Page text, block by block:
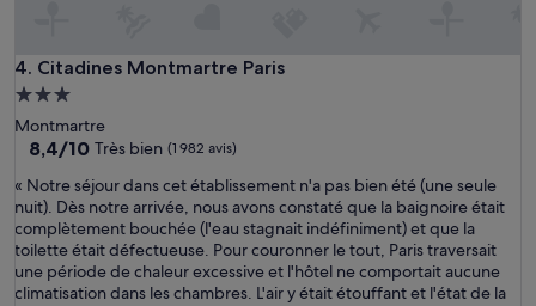
a
e
é
t
é
t
o
u
4. Citadines Montmartre Paris
Citadines Montmartre Paris
Hébergement
3.0 étoiles
Montmartre
8.4
10,
Très
bien,
(1 982 avis)
8,4/10 Très bien (1 982 avis)
«
N
o
t
r
e
« Notre séjour dans cet établissement n'a pas bien été (une seule
nuit). Dès notre arrivée, nous avons constaté que la baignoire était
complètement bouchée (l'eau stagnait indéfiniment) et que la
toilette était défectueuse. Pour couronner le tout, Paris traversait
une période de chaleur excessive et l'hôtel ne comportait aucune
climatisation dans les chambres. L'air y était étouffant et l'état de la